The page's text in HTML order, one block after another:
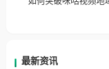
户收听
最新资讯